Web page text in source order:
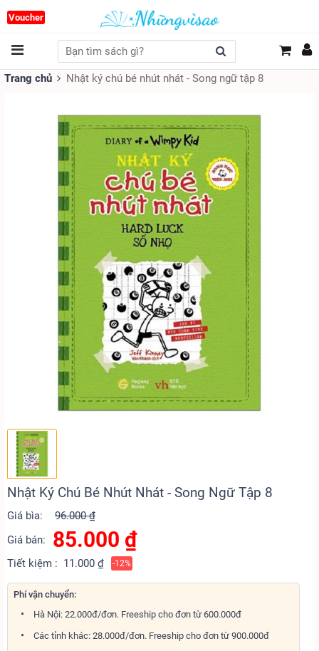
Voucher
Trang chủ Nhật ký chú bé nhút nhát - Song ngữ tập 8
Nhật Ký Chú Bé Nhút Nhát - Song Ngữ Tập 8
Giá bìa:
96.000 ₫
Giá bán:
85.000 ₫
Tiết kiệm : 11.000 ₫ -12%
Phí vận chuyển:
Hà Nội: 22.000đ/đơn. Freeship cho đơn từ 600.000đ
Các tỉnh khác: 28.000đ/đơn. Freeship cho đơn từ 900.000đ